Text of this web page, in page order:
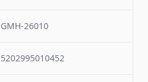
GMH-26010
5202995010452